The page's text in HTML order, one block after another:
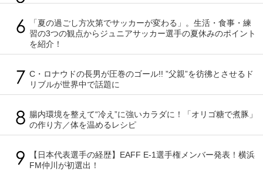
「夏の過ごし方次第でサッカーが変わる」。生活・食事・練
習の3つの観点からジュニアサッカー選手の夏休みのポイント
を紹介！
C・ロナウドの長男が圧巻のゴール!! ”父親”を彷彿とさせるド
リブルが世界中で話題に
腸内環境を整えて“冷え”に強いカラダに！「オリゴ糖で煮豚」
の作り方／体を温めるレシピ
【日本代表選手の経歴】EAFF E-1選手権メンバー発表！横浜
FM仲川が初選出！